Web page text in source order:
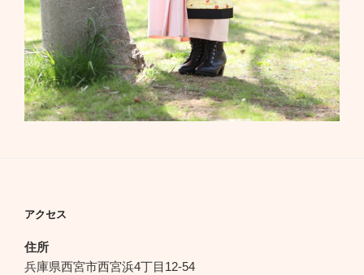
アクセス
住所
兵庫県西宮市西宮浜4丁目12-54